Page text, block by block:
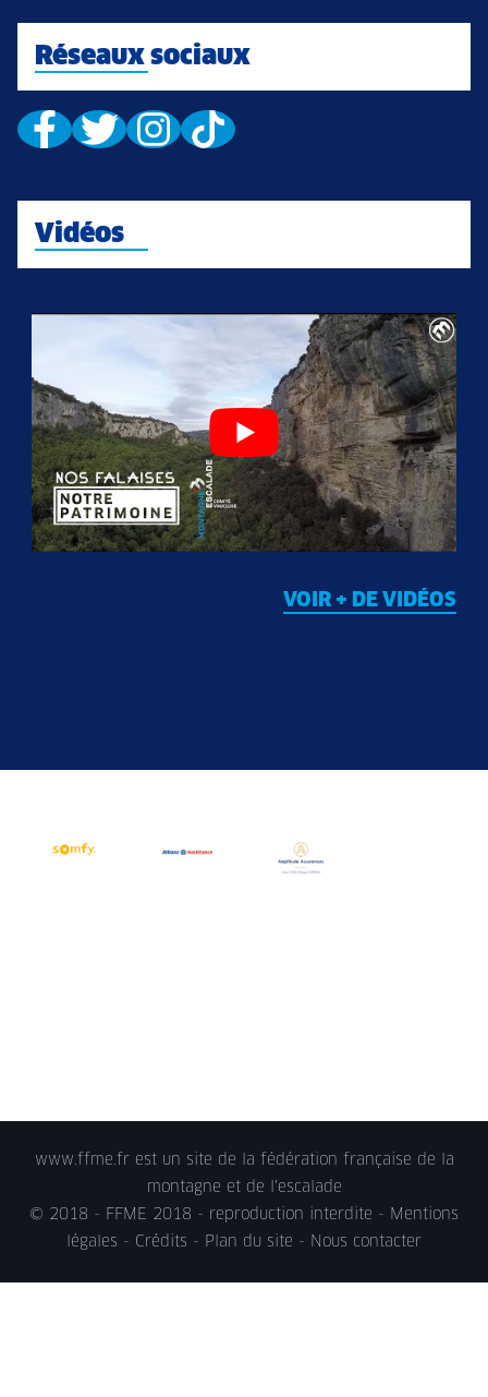
Réseaux sociaux
Vidéos
VOIR + DE VIDÉOS
www.ffme.fr est un site de la fédération française de la
montagne et de l'escalade
© 2018 - FFME 2018 - reproduction interdite - Mentions
légales - Crédits - Plan du site - Nous contacter